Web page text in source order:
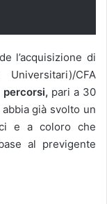
l’acquisizione di
CFA
pari a 30
già svolto un
e a coloro che
al previgente